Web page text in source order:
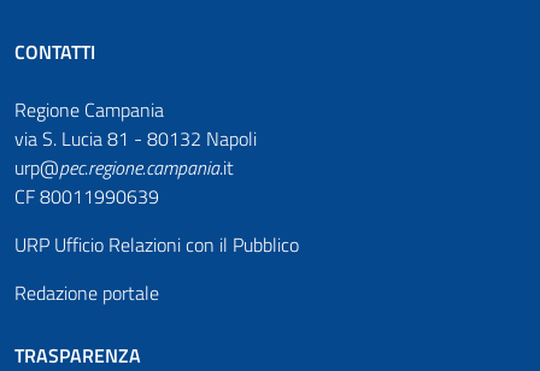
CONTATTI
Regione Campania
via S. Lucia 81 - 80132 Napoli
urp@pec.regione.campania.it
CF 80011990639
URP Ufficio Relazioni con il Pubblico
Redazione portale
TRASPARENZA